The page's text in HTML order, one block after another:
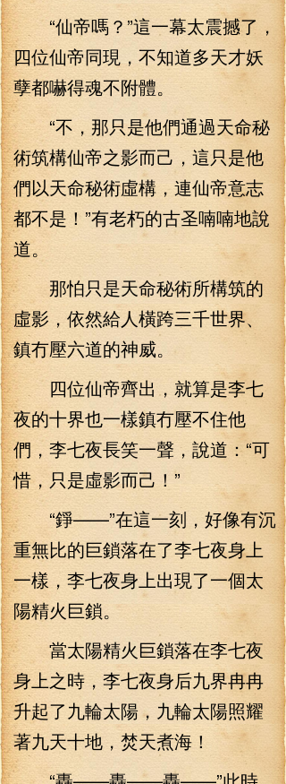
“仙帝嗎？”這一幕太震撼了，
四位仙帝同現，不知道多天才妖
孽都嚇得魂不附體。
“不，那只是他們通過天命秘
術筑構仙帝之影而己，這只是他
們以天命秘術虛構，連仙帝意志
都不是！”有老朽的古圣喃喃地說
道。
那怕只是天命秘術所構筑的
虛影，依然給人橫跨三千世界、
鎮冇壓六道的神威。
四位仙帝齊出，就算是李七
夜的十界也一樣鎮冇壓不住他
們，李七夜長笑一聲，說道：“可
惜，只是虛影而己！”
“錚——”在這一刻，好像有沉
重無比的巨鎖落在了李七夜身上
一樣，李七夜身上出現了一個太
陽精火巨鎖。
當太陽精火巨鎖落在李七夜
身上之時，李七夜身后九界冉冉
升起了九輪太陽，九輪太陽照耀
著九天十地，焚天煮海！